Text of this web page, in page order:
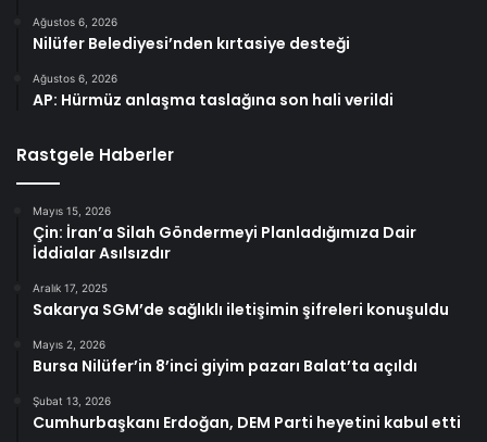
Ağustos 6, 2026
Nilüfer Belediyesi’nden kırtasiye desteği
Ağustos 6, 2026
AP: Hürmüz anlaşma taslağına son hali verildi
Rastgele Haberler
Mayıs 15, 2026
Çin: İran’a Silah Göndermeyi Planladığımıza Dair
İddialar Asılsızdır
Aralık 17, 2025
Sakarya SGM’de sağlıklı iletişimin şifreleri konuşuldu
Mayıs 2, 2026
Bursa Nilüfer’in 8’inci giyim pazarı Balat’ta açıldı
Şubat 13, 2026
Cumhurbaşkanı Erdoğan, DEM Parti heyetini kabul etti